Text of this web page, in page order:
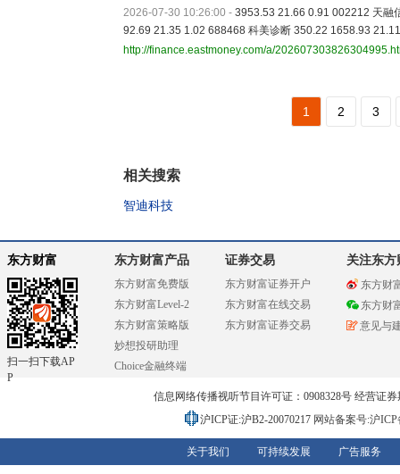
2026-07-30 10:26:00 - 3953.53 21.66 0.91 002212 天融
92.69 21.35 1.02 688468 科美诊断 350.22 1658.93
http://finance.eastmoney.com/a/
1 2 3
相关搜索
智迪科技
东方财富
扫一扫下载AP
P
东方财富产品
东方财富免费版
东方财富Level-2
东方财富策略版
妙想投研助理
Choice金融终端
证券交易
东方财富证券开户
东方财富在线交易
东方财富证券交易
关注东方
东方财
东方财
意见与
信息网络传播视听节目许可证：0908328号 经营证
沪ICP证:沪B2-20070217 网站备案号:沪
关于我们 可持续发展 广告服务